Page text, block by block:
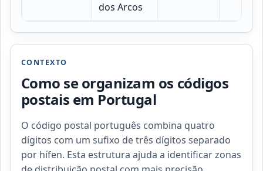
dos Arcos
CONTEXTO
Como se organizam os códigos
postais em Portugal
O código postal português combina quatro
dígitos com um sufixo de três dígitos separado
por hífen. Esta estrutura ajuda a identificar zonas